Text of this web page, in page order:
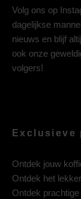
Volg ons op
dagelijkse
nieuws en blijf
ook onze
volgers!
Exclusieve
Ontdek jouw
Ontdek het
Ontdek